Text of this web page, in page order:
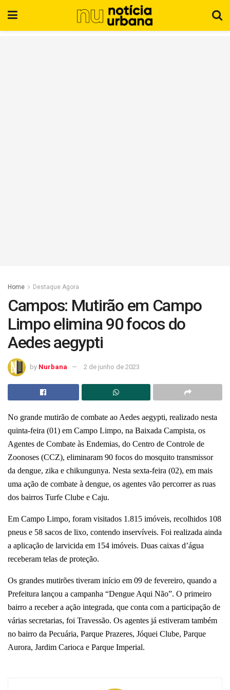
Home Destaque Agora
Campos: Mutirão em Campo
Limpo elimina 90 focos do
Aedes aegypti
by Nurbana 2 de junho de 2023
No grande mutirão de combate ao Aedes aegypti, realizado nesta
quinta-feira (01) em Campo Limpo, na Baixada Campista, os
Agentes de Combate às Endemias, do Centro de Controle de
Zoonoses (CCZ), eliminaram 90 focos do mosquito transmissor
da dengue, zika e chikungunya. Nesta sexta-feira (02), em mais
uma ação de combate à dengue, os agentes vão percorrer as ruas
dos bairros Turfe Clube e Caju.
Em Campo Limpo, foram visitados 1.815 imóveis, recolhidos 108
pneus e 58 sacos de lixo, contendo inservíveis. Foi realizada ainda
a aplicação de larvicida em 154 imóveis. Duas caixas d’água
receberam telas de proteção.
Os grandes mutirões tiveram início em 09 de fevereiro, quando a
Prefeitura lançou a campanha “Dengue Aqui Não”. O primeiro
bairro a receber a ação integrada, que conta com a participação de
várias secretarias, foi Travessão. Os agentes já estiveram também
no bairro da Pecuária, Parque Prazeres, Jóquei Clube, Parque
Aurora, Jardim Carioca e Parque Imperial.